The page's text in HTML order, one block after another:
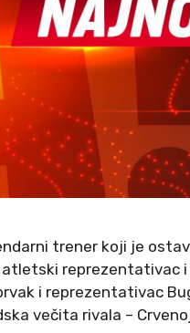
trener koji je
reprezentativac i
i reprezentativac
večita rivala –